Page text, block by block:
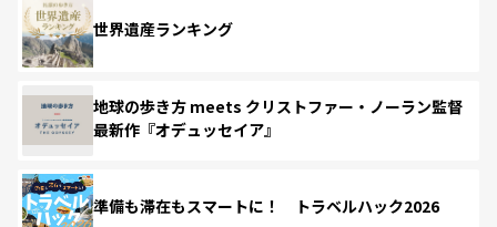
世界遺産ランキング
地球の歩き方 meets クリストファー・ノーラン監督
最新作『オデュッセイア』
準備も滞在もスマートに！ トラベルハック2026